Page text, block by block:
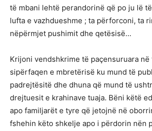
të mbani lehtë perandorinë që po ju lë
lufta e vazhdueshme ; ta përforconi, ta
nëpërmjet pushimit dhe qetësisë…
Krijoni vendshkrime të paçensuruara në
sipërfaqen e mbretërisë ku mund të
padrejtësitë dhe dhuna që mund të
drejtuesit e krahinave tuaja. Bëni këtë
apo familjarët e tyre që jetojnë në
fshehin këto shkelje apo i përdorin nën